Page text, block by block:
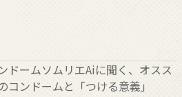
ドームソムリエAiに聞く、オスス
コンドームと「つける意義」